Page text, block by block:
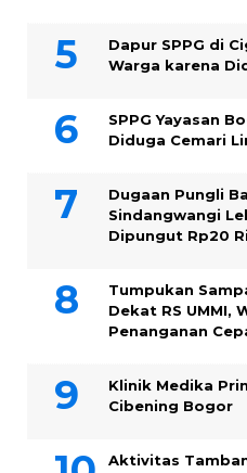
Dapur SPPG di
Warga karena
SPPG Yayasan
Diduga Cemari
Dugaan Pungli
Sindangwangi
Dipungut Rp20
Tumpukan
Dekat RS UMMI,
Penanganan
Klinik Medika
Cibening Bogor
Aktivitas